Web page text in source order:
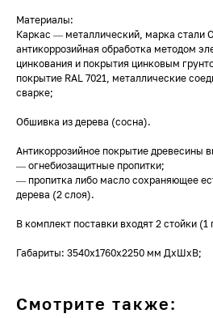
Материалы:
Каркас — металлический, марка стали
антикоррозийная обработка методом
цинкования и покрытия цинковым
покрытие RAL 7021, металлические
сварке;
Обшивка из дерева (сосна).
Антикоррозийное покрытие древесины
— огнебиозащитные пропитки;
— пропитка либо масло сохраняющее
дерева (2 слоя).
В комплект поставки входят 2 стойки (1
Габариты: 3540х1760х2250 мм ДхШхВ;
Смотрите также: